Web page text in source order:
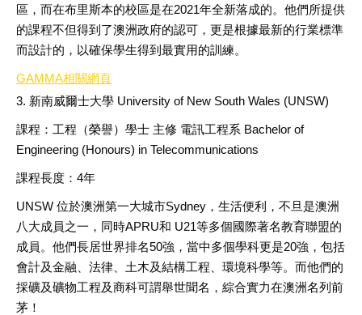
區，而在布里斯本的校區是在2021年全新落成的。他們所提供
的課程不但得到了澳洲政府的認可，更是根據最新的行業標準
而設計的，以確保學生得到最實用的訓練。
GAMMA相關網頁
3. 新南威爾士大學 University of New South Wales (UNSW)
課程：工程（榮譽）學士 主修 電訊工程系 Bachelor of
Engineering (Honours) in Telecommunications
課程長度： 4年
UNSW 位於澳洲第一大城市Sydney ，生活便利，不旦是澳洲
八大成員之一，同時APRU和 U21等多個國際著名教育聯盟的
成員。他們長居世界排名50強，當中多個學科更是20強，包括
會計及金融、法律、土木及結構工程、環境科學等。而他們的
採礦及礦物工程及商科可謂舉世聞名，綜合實力在澳洲名列前
茅！